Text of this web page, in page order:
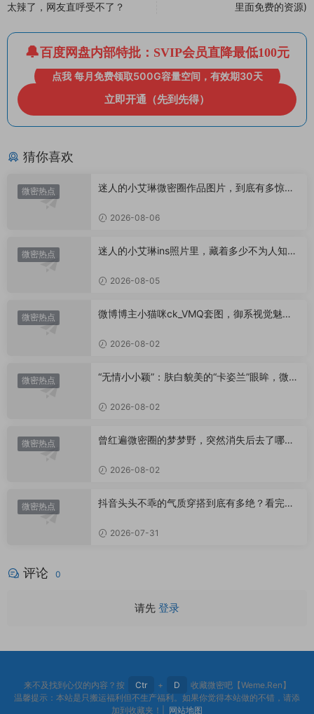
太辣了，网友直呼受不了？
里面免费的资源)
百度网盘内部特批：SVIP会员直降最低100元
点我 每月免费领取500G容量空间，有效期30天
立即开通（先到先得）
猜你喜欢
微密热点
迷人的小艾琳微密圈作品图片，到底有多惊
2026-08-06
微密热点
迷人的小艾琳ins照片里，藏着多少不为人知的
2026-08-05
微密热点
微博博主小猫咪ck_VMQ套图，御系视觉魅力
2026-08-02
微密热点
“无情小小颖”：肤白貌美的“卡姿兰”眼眸，微密
2026-08-02
微密热点
曾红遍微密圈的梦梦野，突然消失后去了哪
2026-08-02
微密热点
抖音头头不乖的气质穿搭到底有多绝？看完想
2026-07-31
评论 0
请先 登录
来不及找到心仪的内容？按 Ctr + D
收藏微密吧【Weme.Ren】
温馨提示：本站是只搬运福利但不生产福利。如果你觉得本站做的不错，请添
加到收藏夹！| 网站地图